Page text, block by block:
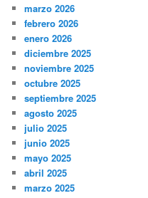
marzo 2026
febrero 2026
enero 2026
diciembre 2025
noviembre 2025
octubre 2025
septiembre 2025
agosto 2025
julio 2025
junio 2025
mayo 2025
abril 2025
marzo 2025